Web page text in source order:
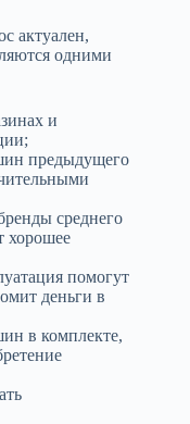
актуален,
одними
и
предыдущего
среднего
хорошее
помогут
деньги в
в комплекте,